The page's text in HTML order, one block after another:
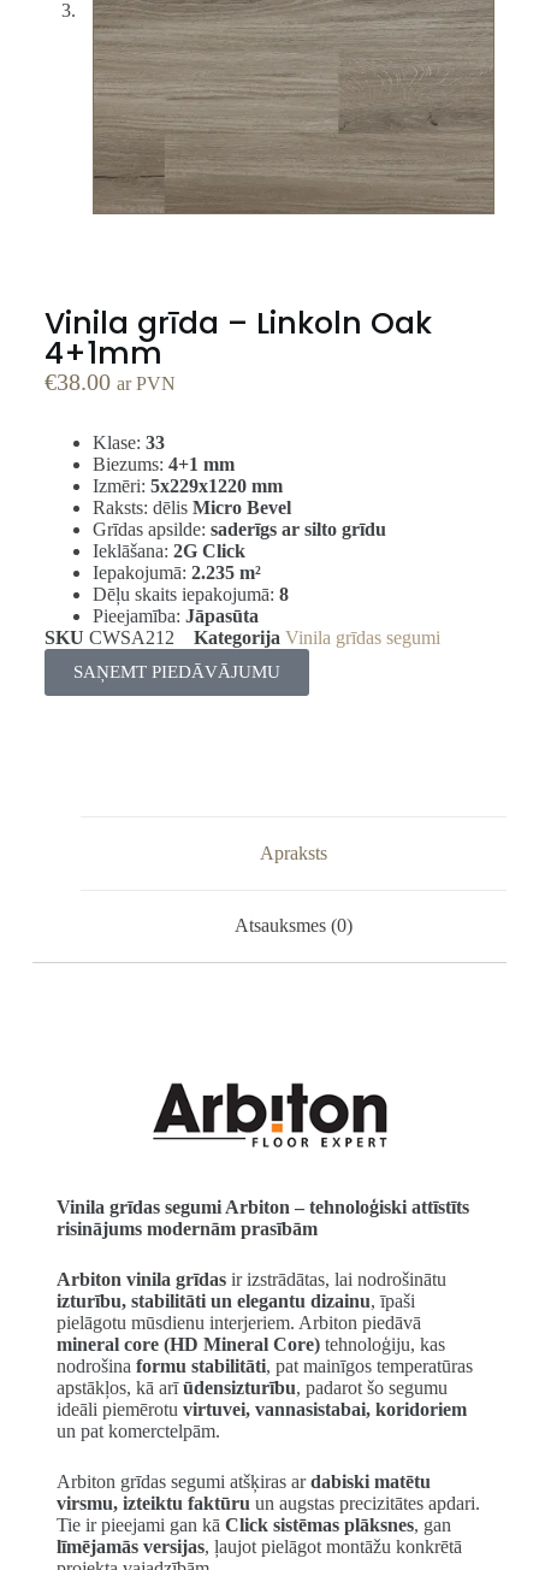
Vinila grīda – Linkoln Oak
4+1mm
€38.00 ar PVN
Klase: 33
Biezums: 4+1 mm
Izmēri: 5x229x1220 mm
Raksts: dēlis Micro Bevel
Grīdas apsilde: saderīgs ar silto grīdu
Ieklāšana: 2G Click
Iepakojumā: 2.235 m²
Dēļu skaits iepakojumā: 8
Pieejamība: Jāpasūta
SKU CWSA212 Kategorija Vinila grīdas segumi
SAŅEMT PIEDĀVĀJUMU
Apraksts
Atsauksmes (0)
Vinila grīdas segumi Arbiton – tehnoloģiski attīstīts
risinājums modernām prasībām
Arbiton vinila grīdasir izstrādātas, lai nodrošinātu
izturību, stabilitāti un elegantu dizainu, īpaši
pielāgotu mūsdienu interjeriem. Arbiton piedāvā
mineral core (HD Mineral Core)tehnoloģiju, kas
nodrošina formu stabilitāti, pat mainīgos temperatūras
apstākļos, kā arīūdensizturību, padarot šo segumu
ideāli piemērotu virtuvei, vannasistabai, koridoriem
un pat komerctelpām.
Arbiton grīdas segumi atšķiras ardabiski matētu
virsmu, izteiktu faktūru un augstas precizitātes apdari.
Tie ir pieejami gan kā Click sistēmas plāksnes, gan
līmējamās versijas, ļaujot pielāgot montāžu konkrētā